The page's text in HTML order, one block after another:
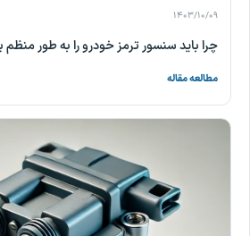
۱۴۰۳/۱۰/۰۹
چرا باید سنسور ترمز خودرو را به طور منظم
مطالعه مقاله